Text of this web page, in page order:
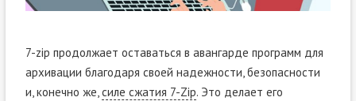
7-zip продолжает оставаться в авангарде программ для
архивации благодаря своей надежности, безопасности
и, конечно же,силе сжатия 7-Zip. Это делает его